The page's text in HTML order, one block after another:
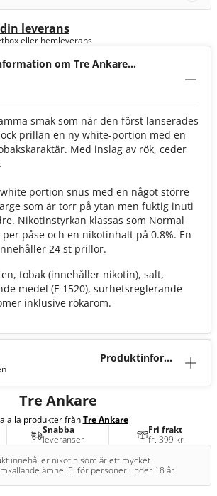
leverans
eller hemleverans
om Tre Ankare
smak som när den först lanserades
prillan en ny white-portion med en
Med inslag av rök, ceder
portion snus med en något större
som är torr på ytan men fuktig inuti
Nikotinstyrkan klassas som Normal
påse och en nikotinhalt på 0.8%. En
24 st prillor.
tobak (innehåller nikotin), salt,
medel (E 1520), surhetsreglerande
inklusive rökarom.
Produktinforma
Tre Ankare
alla produkter frånTre Ankare
Snabba
leveranser
Fri frakt
fr. 399 kr
innehåller nikotin som är ett mycket
ämne. Ej för personer under 18 år.